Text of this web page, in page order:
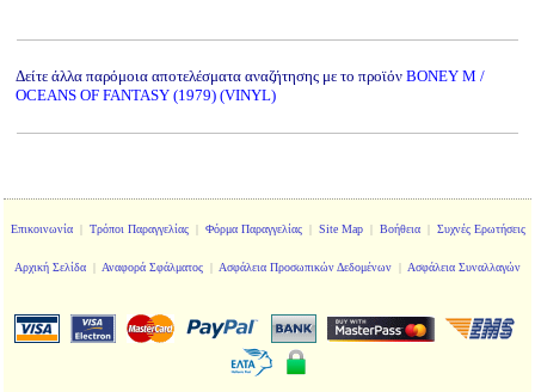
Δείτε άλλα παρόμοια αποτελέσματα αναζήτησης με το προϊόν BONEY M /
OCEANS OF FANTASY (1979) (VINYL)
Επικοινωνία| Τρόποι Παραγγελίας| Φόρμα Παραγγελίας| Site Map| Βοήθεια| Συχνές Ερωτήσεις
Αρχική Σελίδα | Αναφορά Σφάλματος | Ασφάλεια Προσωπικών Δεδομένων | Ασφάλεια Συναλλαγών